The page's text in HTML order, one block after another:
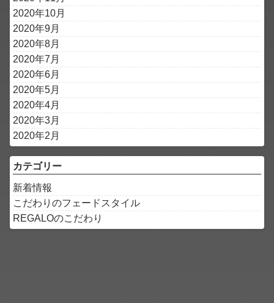
2020年10月
2020年9月
2020年8月
2020年7月
2020年6月
2020年5月
2020年4月
2020年3月
2020年2月
カテゴリー
新着情報
こだわりのフェードスタイル
REGALOのこだわり